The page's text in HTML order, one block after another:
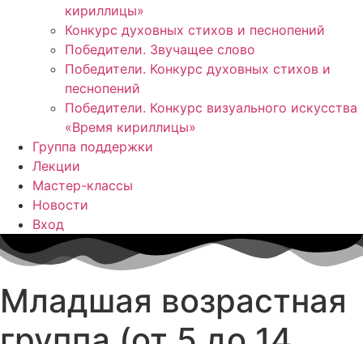
кириллицы»
Конкурс духовных стихов и песнопений
Победители. Звучащее слово
Победители. Конкурс духовных стихов и
песнопений
Победители. Конкурс визуального искусства
«Время кириллицы»
Группа поддержки
Лекции
Мастер-классы
Новости
Вход
Младшая возрастная